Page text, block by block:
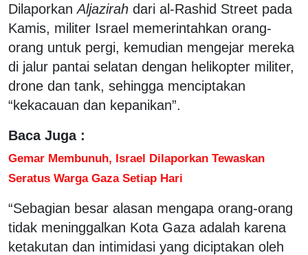
DilaporkanAljazirah dari al-Rashid Street pada
Kamis, militer Israel memerintahkan orang-
orang untuk pergi, kemudian mengejar mereka
di jalur pantai selatan dengan helikopter militer,
drone dan tank, sehingga menciptakan
“kekacauan dan kepanikan”.
Baca Juga :
Gemar Membunuh, Israel Dilaporkan Tewaskan
Seratus Warga Gaza Setiap Hari
“Sebagian besar alasan mengapa orang-orang
tidak meninggalkan Kota Gaza adalah karena
ketakutan dan intimidasi yang diciptakan oleh